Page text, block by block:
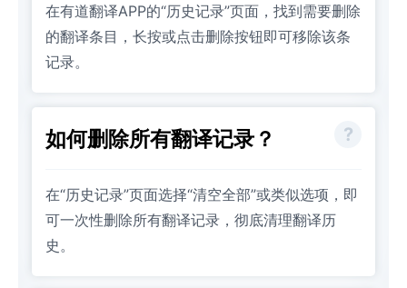
在有道翻译APP的“历史记录”页面，找到需要删除
的翻译条目，长按或点击删除按钮即可移除该条
记录。
如何删除所有翻译记录？
在“历史记录”页面选择“清空全部”或类似选项，即
可一次性删除所有翻译记录，彻底清理翻译历
史。